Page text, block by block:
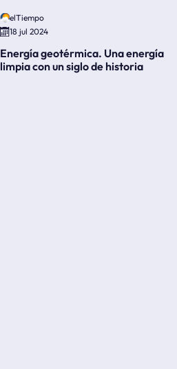
elTiempo
18 jul 2024
Energía geotérmica. Una energía
limpia con un siglo de historia